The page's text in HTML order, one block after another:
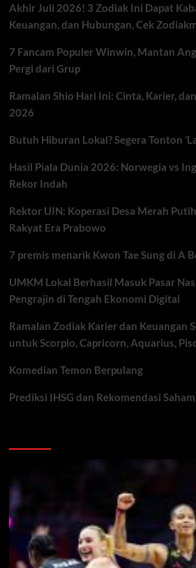
Akhir Juli 2026! 3 Zodiak Ini Dapat
Keuangan, dan Hubungan, Cek
7 Fancam Populer Winwin, Mantan
Pergi dari Grup
Ramalan Shio Hari Ini: Cinta, Karier,
2026
Butuh Hiburan Lokal? Segera Tonton
Hasil Piala Dunia 2026: Norwegia vs
Rekor Indah
Rektor UIN: Koperasi Desa Merah
Rakyat Era Prabowo
7 premis menarik Kwon Tae Sung di A
UMKM Lokal Berhasil Masuk Pasar
Pengrajin di Tengah Ekonomi Digital
Ramalan Zodiak Karier dan Keuangan
untuk Scorpio, Capricorn, Aquarius,
Komedian Temon Berpulang
Prediksi IHSG dan Rekomendasi